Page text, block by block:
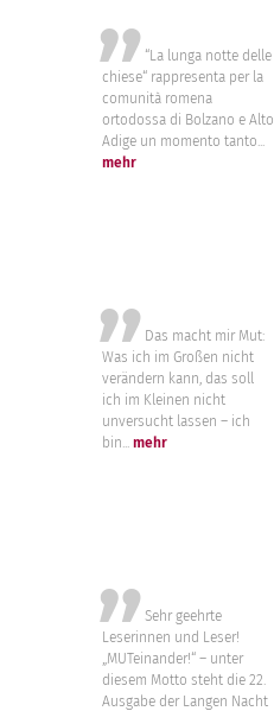
”
“La lunga notte delle
chiese“ rappresenta per la
comunità romena
ortodossa di Bolzano e Alto
Adige un momento tanto...
mehr
”
Das macht mir Mut:
Was ich im Großen nicht
verändern kann, das soll
ich im Kleinen nicht
unversucht lassen – ich
bin... mehr
”
Sehr geehrte
Leserinnen und Leser!
„MUTeinander!“ – unter
diesem Motto steht die 22.
Ausgabe der Langen Nacht